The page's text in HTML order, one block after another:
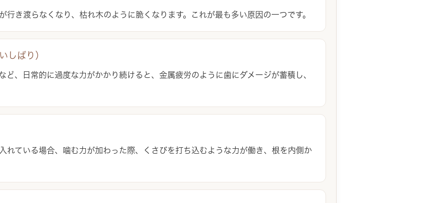
行き渡らなくなり、枯れ木のように脆くなります。これが最も多い原因の一つです。
しばり）
ど、日常的に過度な力がかかり続けると、金属疲労のように歯にダメージが蓄積し、
れている場合、噛む力が加わった際、くさびを打ち込むような力が働き、根を内側か